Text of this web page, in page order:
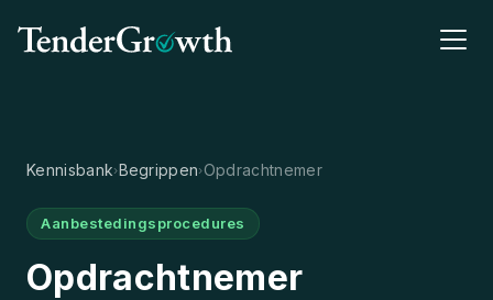
Opdrachtnemer
Aanbestedingsprocedures
Kennisbank›Begrippen›Opdrachtnemer